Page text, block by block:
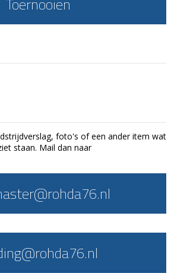
foto's of een ander item wat
staan. Mail dan naar